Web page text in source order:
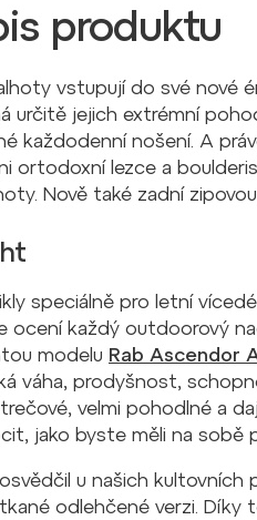
produktu
vstupují do své nové
určitě jejich extrémní
každodenní nošení. A
ortodoxní lezce a
Nově také zadní
speciálně pro letní
ocení každý outdoorový
modelu Rab Ascendor
váha, prodyšnost,
velmi pohodlné a
jako byste měli na sobě
u našich kultovních
odlehčené verzi.